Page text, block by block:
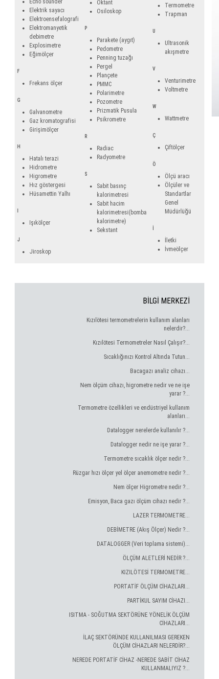
Echo sounder
Elektrik sayacı
Elektroensefalografi
Elektromanyetik
debimetre
Explosimetre
Eğimölçer
F
Frekans ölçer
G
Galvanometre
Gaz kromatografisi
Girişimölçer
H
Hatalı terazi
Hidrometre
Higrometre
Hız göstergesi
Hüsamettin Yalhı
Işıkölçer
J
Jiroskop
Oktant
Osiloskop
P
Parakete (aygıt)
Pedometre
Penning tuzağı
Pergel
Plançete
PMMC
Polarimetre
Pozometre
Prizmatik Pusula
Psikrometre
R
Radiac
Radyometre
S
Sabit basınç
kalorimetresi
Sabit hacim
kalorimetresi(bomba
kalorimetre)
Sekstant
Termometre
Trapman
U
Ultrasonik
akışmetre
V
Venturimetre
Voltmetre
W
Wattmetre
Ç
Çiftölçer
Ö
Ölçü aracı
Ölçüler ve
Standartlar
Genel
Müdürlüğü
İletki
İvmeölçer
BİLGİ MERKEZİ
Kızılötesi termometrelerin kullanım alanları
nelerdir?...
Kızılötesi Termometreler Nasıl Çalışır?...
Sıcaklığınızı Kontrol Altında Tutun...
Bacagazı analiz cihazı...
Nem ölçüm cihazı, higrometre nedir ve ne işe
yarar ?...
Termometre özellikleri ve endüstriyel kullanım
alanları...
Datalogger nerelerde kullanılır ?...
Datalogger nedir ne işe yarar ?...
Termometre sıcaklık ölçer nedir ?...
Rüzgar hızı ölçer yel ölçer anemometre nedir ?...
Nem ölçer Higrometre nedir ?...
Emisyon, Baca gazı ölçüm cihazı nedir ?...
LAZER TERMOMETRE...
DEBİMETRE (Akış Ölçer) Nedir ?...
DATALOGGER (Veri toplama sistemi)...
ÖLÇÜM ALETLERİ NEDİR ?...
KIZILÖTESİ TERMOMETRE...
PORTATİF ÖLÇÜM CİHAZLARI...
PARTİKUL SAYIM CİHAZI...
ISITMA - SOĞUTMA SEKTÖRÜNE YÖNELİK ÖLÇÜM
CİHAZLARI...
İLAÇ SEKTÖRÜNDE KULLANILMASI GEREKEN
ÖLÇÜM CİHAZLARI NELERDİR?...
NEREDE PORTATİF CİHAZ -NEREDE SABİT CİHAZ
KULLANMALIYIZ ?...